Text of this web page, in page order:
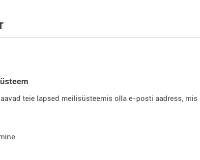
teie lapsed meilisüsteemis olla e-posti aadress,